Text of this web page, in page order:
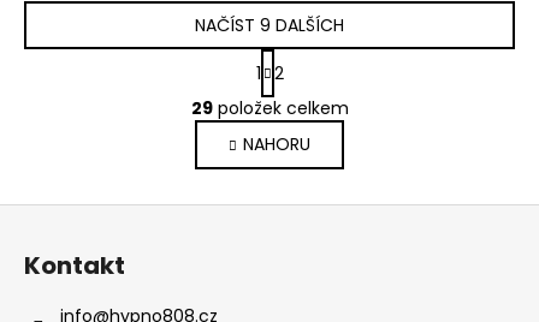
O
v
l
á
d
NAČÍST 9 DALŠÍCH
S
t
r
á
n
k
1 2
29položek celkem
NAHORU
Z
Kontakt
info@hypno808.cz